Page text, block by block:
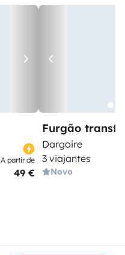
A partir de
49 €
Furgão
Dargoire
3 viajantes
Novo